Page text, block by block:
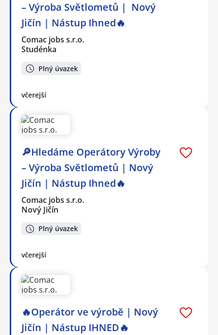
– Výroba Světlometů | Nový
Jičín | Nástup Ihned🔥
Comac jobs s.r.o.
Studénka
Plný úvazek
včerejší
🔎Hledáme Operátory Výroby
– Výroba Světlometů | Nový
Jičín | Nástup Ihned🔥
Comac jobs s.r.o.
Nový Jičín
Plný úvazek
včerejší
🔥Operátor ve výrobě | Nový
Jičín | Nástup IHNED🔥